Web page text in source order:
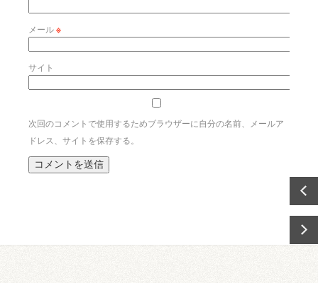
メール※
サイト
次回のコメントで使用するためブラウザーに自分の名前、メールア
ドレス、サイトを保存する。